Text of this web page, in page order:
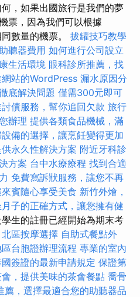
，如果出國旅行是我們的夢
票，因為我們可以根據
數量的機票。 拔罐技巧教學
聽器費用 如何進行公司設立
生活環境 眼科診所推薦，找
站的WordPress 漏水原因分
底解決問題 僅需300元即可
債服務，幫你追回欠款 旅行
辦理 提供各類食品機械，滿
備的選擇，讓烹飪變得更加
永久性解決方案 附近牙科診
方案 台中水療療程 找到合適
免費寫訴狀服務，讓您不再
賓隨心享受美食 新竹外燴，
子的正確方式，讓您擁有健
生的註冊已經開始為期末考
北區按摩選擇 自助式餐點外
台胞證辦理流程 專業的室內
簽證的最新申請規定 保證第
，提供美味的茶會餐點 喬骨
薦，選擇最適合您的助聽器品